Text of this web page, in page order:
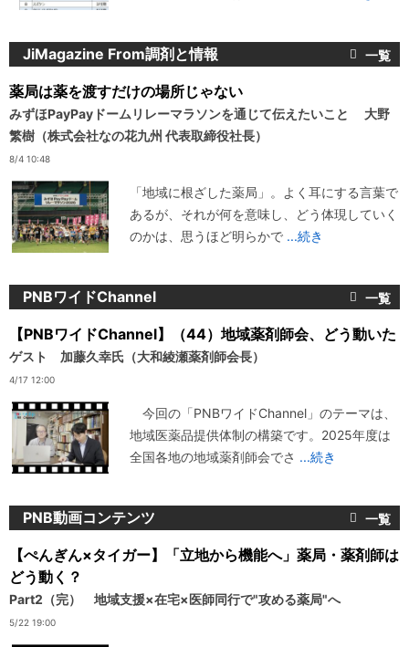
JiMagazine From調剤と情報
薬局は薬を渡すだけの場所じゃない
みずほPayPayドームリレーマラソンを通じて伝えたいこと 大野
繁樹（株式会社なの花九州 代表取締役社長）
8/4 10:48
「地域に根ざした薬局」。よく耳にする言葉で
あるが、それが何を意味し、どう体現していく
のかは、思うほど明らかで ...続き
PNBワイドChannel
【PNBワイドChannel】（44）地域薬剤師会、どう動いた
ゲスト 加藤久幸氏（大和綾瀬薬剤師会長）
4/17 12:00
今回の「PNBワイドChannel」のテーマは、
地域医薬品提供体制の構築です。2025年度は
全国各地の地域薬剤師会でさ ...続き
PNB動画コンテンツ
【ぺんぎん×タイガー】「立地から機能へ」薬局・薬剤師は
どう動く？
Part2（完） 地域支援×在宅×医師同行で"攻める薬局"へ
5/22 19:00